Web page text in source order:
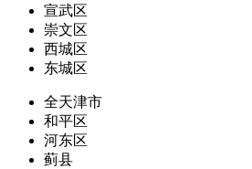
宣武区
崇文区
西城区
东城区
全天津市
和平区
河东区
蓟县